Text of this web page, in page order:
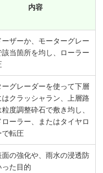
内容
ーザーか、モーターグレー
該当箇所を均し、ローラー
ーグレーダーを使って下層
はクラッシャラン、上層路
度調整砕石で敷き均し、
ローラー、またはタイヤロ
で転圧
面の強化や、雨水の浸透防
った目的